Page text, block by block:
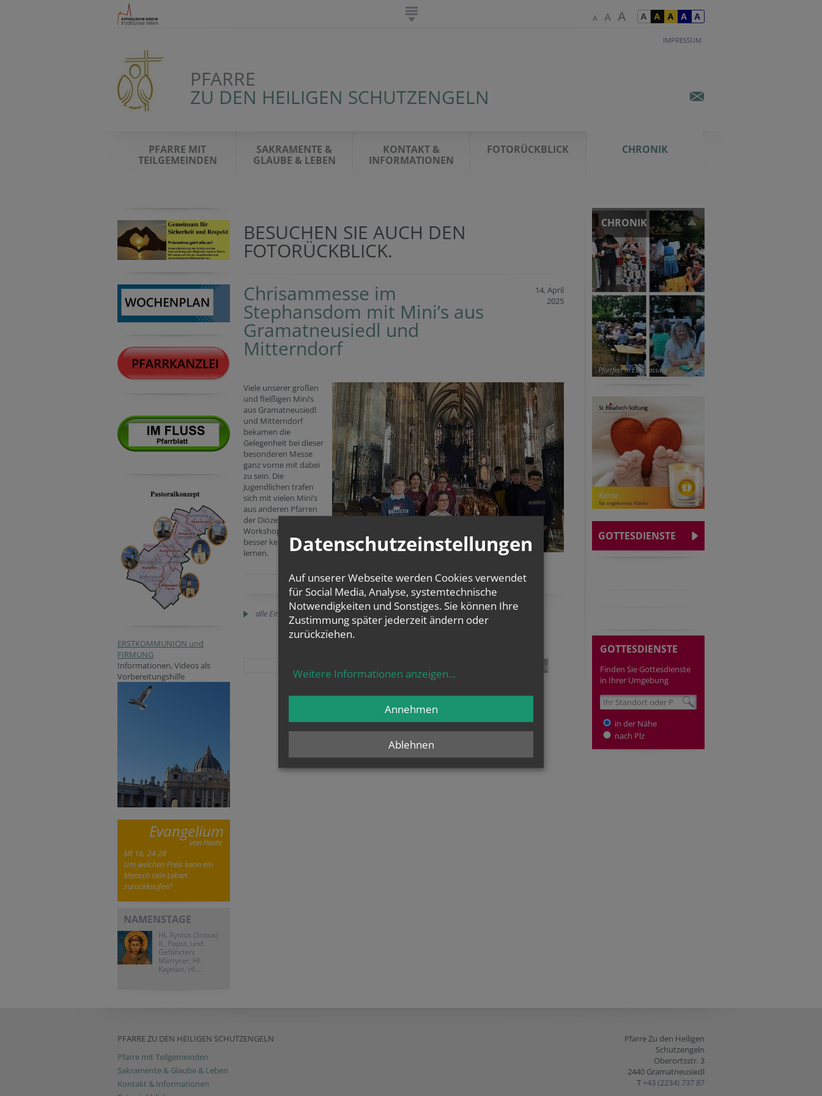
IMPRESSUM
PFARRE
ZU DEN HEILIGEN SCHUTZENGELN
PFARRE MIT
TEILGEMEINDEN
SAKRAMENTE &
GLAUBE & LEBEN
KONTAKT &
INFORMATIONEN
FOTORÜCKBLICK CHRONIK
ERSTKOMMUNION und
FIRMUNG
Informationen, Videos als
Vorbereitungshilfe
Evangelium
von heute
Mt 16, 24-28
Um welchen Preis kann ein
Mensch sein Leben
zurückkaufen?
NAMENSTAGE
Hl. Xystus (Sixtus)
II., Papst, und
Gefährten;
Märtyrer, Hl.
Kajetan, Hl....
BESUCHEN SIE AUCH DEN
FOTORÜCKBLICK.
Chrisammesse im
Stephansdom mit Mini’s aus
Gramatneusiedl und
Mitterndorf
14. April
2025
Viele unserer großen
und fleißigen Mini’s
aus Gramatneusiedl
und Mitterndorf
bekamen die
Gelegenheit bei dieser
besonderen Messe
ganz vorne mit dabei
zu sein. Die
Jugendlichen trafen
sich mit vielen Mini’s
aus anderen Pfarren
der Diözese zu einem
Workshop um sich
besser kennen zu
lernen.
alle Einträge anzeigen
tweet pin it
CHRONIK
Pfarrfest in Ebergassing
GOTTESDIENSTE
GOTTESDIENSTE
Finden Sie Gottesdienste
in Ihrer Umgebung
in der Nähe
nach Plz
PFARRE ZU DEN HEILIGEN SCHUTZENGELN
Pfarre mit Teilgemeinden
Sakramente & Glaube & Leben
Kontakt & Informationen
Pfarre Zu den Heiligen
Schutzengeln
Oberortsstr. 3
2440 Gramatneusiedl
T +43 (2234) 737 87
Datenschutzeinstellungen
Auf unserer Webseite werden Cookies verwendet
für Social Media, Analyse, systemtechnische
Notwendigkeiten und Sonstiges. Sie können Ihre
Zustimmung später jederzeit ändern oder
zurückziehen.
Weitere Informationen anzeigen...
Ablehnen
Annehmen